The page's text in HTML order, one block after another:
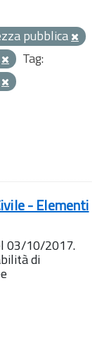
pubblica
Tag:
- Elementi
03/10/2017.
di